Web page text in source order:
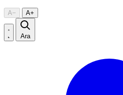
A− A+
Ara